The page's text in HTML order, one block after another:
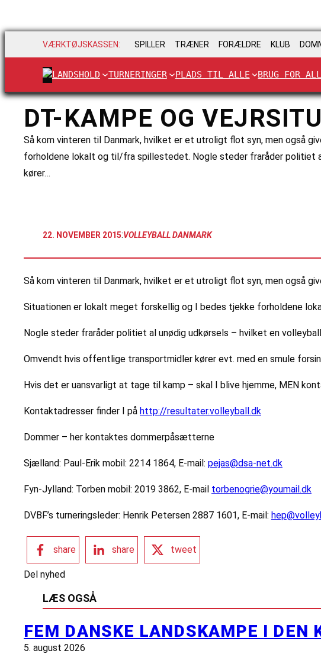
VÆRKTØJSKASSEN: SPILLER TRÆNER FORÆLDRE KLUB
LANDSHOLD TURNERINGER PLADS TIL ALLE BRUG FOR
DT-KAMPE OG
Så kom vinteren til Danmark, hvilket er et utroligt flot syn, men også
forholdene lokalt og til/fra spillestedet. Nogle steder fraråder
kører…
22. NOVEMBER 2015:VOLLEYBALL DANMARK
Så kom vinteren til Danmark, hvilket er et utroligt flot syn, men også
Situationen er lokalt meget forskellig og I bedes tjekke forholdene
Nogle steder fraråder politiet al unødig udkørsels – hvilket en
Omvendt hvis offentlige transportmidler kører evt. med en smule
Hvis det er uansvarligt at tage til kamp – skal I blive hjemme, MEN
Kontaktadresser finder I på http://resultater.volleyball.dk
Dommer – her kontaktes dommerpåsætterne
Sjælland: Paul-Erik mobil: 2214 1864, E-mail: pejas@dsa-net.dk
Fyn-Jylland: Torben mobil: 2019 3862, E-mail torbenogrie@youmail.dk
DVBF’s turneringsleder: Henrik Petersen 2887 1601, E-mail:
share share tweet
Del nyhed
LÆS OGSÅ
FEM DANSKE LANDSKAMPE I DEN
5. august 2026